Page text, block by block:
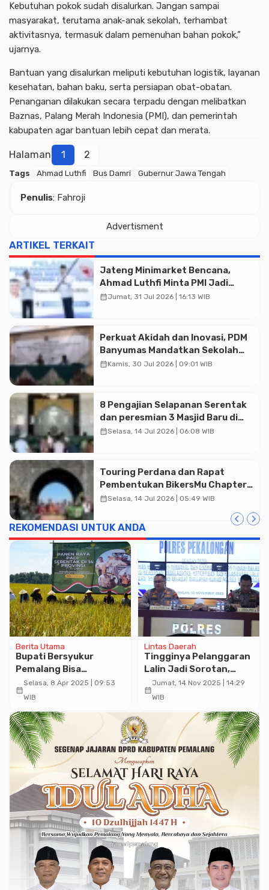
Kebutuhan pokok sudah disalurkan. Jangan sampai
masyarakat, terutama anak-anak sekolah, terhambat
aktivitasnya, termasuk dalam pemenuhan bahan pokok,”
ujarnya.
Bantuan yang disalurkan meliputi kebutuhan logistik, layanan
kesehatan, bahan baku, serta persiapan obat-obatan.
Penanganan dilakukan secara terpadu dengan melibatkan
Baznas, Palang Merah Indonesia (PMI), dan pemerintah
kabupaten agar bantuan lebih cepat dan merata.
Halaman 1 2
Tags Ahmad Luthfi Bus Damri Gubernur Jawa Tengah
Penulis: Fahroji
Advertisment
ARTIKEL TERKAIT
Jateng Minimarket Bencana,
Ahmad Luthfi Minta PMI Jadi
Garda Depan
calendar_monthJumat, 31 Jul 2026 | 16:13 WIB
Perkuat Akidah dan Inovasi, PDM
Banyumas Mandatkan Sekolah
Muhammadiyah Jadi Pilihan
calendar_monthKamis, 30 Jul 2026 | 09:01 WIB
8 Pengajian Selapanan Serentak
dan peresmian 3 Masjid Baru di
Banyumas
calendar_monthSelasa, 14 Jul 2026 | 06:08 WIB
Touring Perdana dan Rapat
Pembentukan BikersMu Chapter
Temanggung Korwil Jateng :
calendar_monthSelasa, 14 Jul 2026 | 05:49 WIB
REKOMENDASI UNTUK ANDA
Berita Utama
Bupati Bersyukur
Pemalang Bisa
Berkontribusi Terhadap
Ketahanan Pangan
calendar_month
Selasa, 8 Apr 2025 | 09:53
WIB
Lintas Daerah
Tingginya Pelanggaran
Lalin Jadi Sorotan,
Polres Pekalongan Siap
Gelar Operasi Zebra
calendar_month
Jumat, 14 Nov 2025 | 14:29
WIB